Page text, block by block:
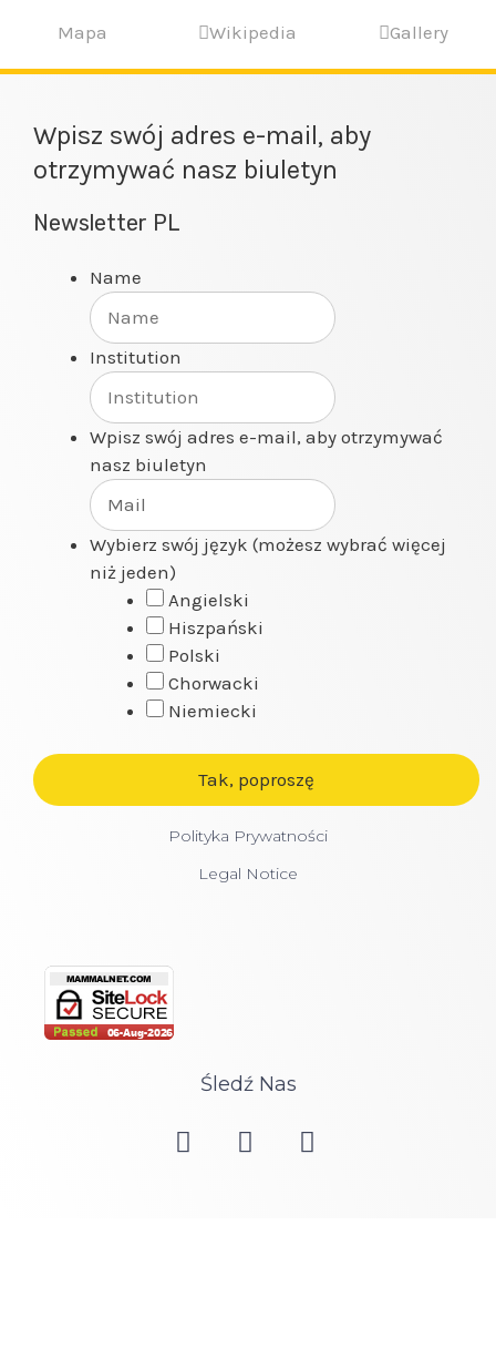
Mapa Wikipedia Gallery
Śledź Nas
Wpisz swój adres e-mail, aby
otrzymywać nasz biuletyn
Newsletter PL
Name
Institution
Wpisz swój adres e-mail, aby otrzymywać
nasz biuletyn
Wybierz swój język (możesz wybrać więcej
niż jeden)
Angielski
Hiszpański
Polski
Chorwacki
Niemiecki
Polityka Prywatności
Legal Notice